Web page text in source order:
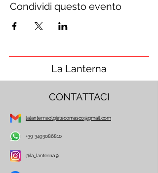
Condividi questo evento
La Lanterna
CONTATTACI
lalanternaolgiatecomasco@gmail.com
+39 3493086810
@la_lanterna.9